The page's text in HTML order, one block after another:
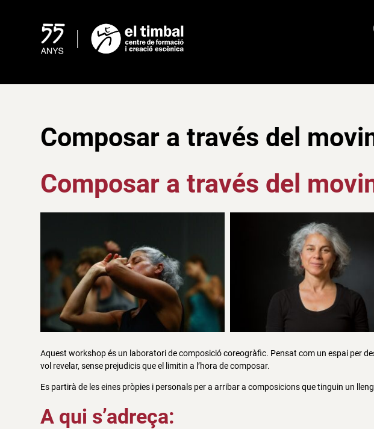
Composar a través del
Composar a través del
Aquest workshop és un laboratori de composició coreogràfic. Pensat com un espai per
vol revelar, sense prejudicis que el limitin a l’hora de composar.
Es partirà de les eines pròpies i personals per a arribar a composicions que tinguin un
A qui s’adreça: